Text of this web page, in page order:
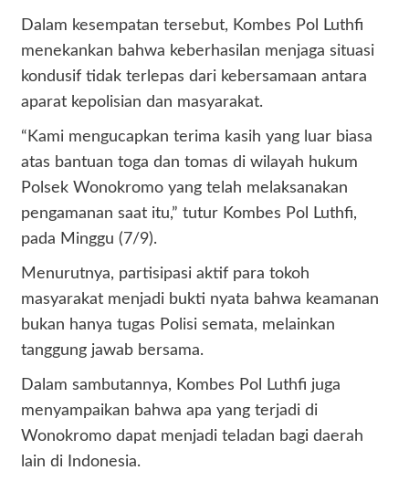
Dalam kesempatan tersebut, Kombes Pol Luthfi
menekankan bahwa keberhasilan menjaga situasi
kondusif tidak terlepas dari kebersamaan antara
aparat kepolisian dan masyarakat.
“Kami mengucapkan terima kasih yang luar biasa
atas bantuan toga dan tomas di wilayah hukum
Polsek Wonokromo yang telah melaksanakan
pengamanan saat itu,” tutur Kombes Pol Luthfi,
pada Minggu (7/9).
Menurutnya, partisipasi aktif para tokoh
masyarakat menjadi bukti nyata bahwa keamanan
bukan hanya tugas Polisi semata, melainkan
tanggung jawab bersama.
Dalam sambutannya, Kombes Pol Luthfi juga
menyampaikan bahwa apa yang terjadi di
Wonokromo dapat menjadi teladan bagi daerah
lain di Indonesia.